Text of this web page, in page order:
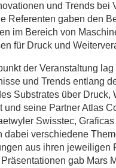
und Trends bei
Referenten gaben den
im Bereich von
für Druck und
der Veranstaltung
und Trends entlang
Substrates über
und seine Partner Atlas
Swisstec,
dabei verschiedene
aus ihren jeweiligen
gab Mars